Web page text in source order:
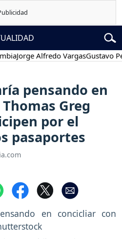
Jorge Alfredo VargasGustavo Petro
pensando en
Greg
por el
pasaportes